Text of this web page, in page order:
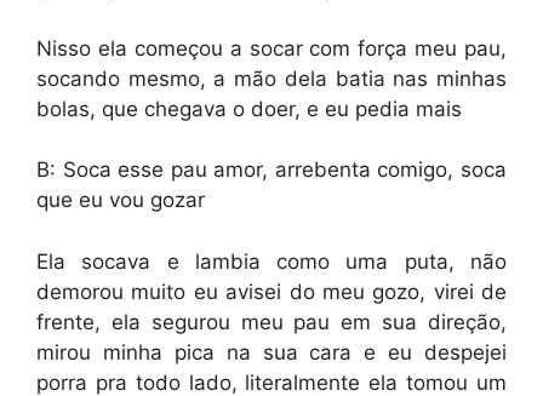
Nisso ela começou a socar com força meu pau,
socando mesmo, a mão dela batia nas minhas
bolas, que chegava o doer, e eu pedia mais
B: Soca esse pau amor, arrebenta comigo, soca
que eu vou gozar
Ela socava e lambia como uma puta, não
demorou muito eu avisei do meu gozo, virei de
frente, ela segurou meu pau em sua direção,
mirou minha pica na sua cara e eu despejei
porra pra todo lado, literalmente ela tomou um